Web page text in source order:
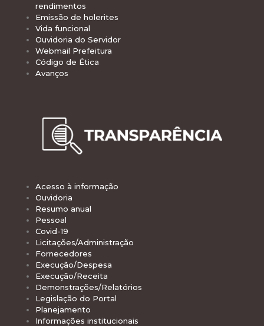
rendimentos
Emissão de holerites
Vida funcional
Ouvidoria do Servidor
Webmail Prefeitura
Código de Ética
Avanços
Acesso à informação
Ouvidoria
Resumo anual
Pessoal
Covid-19
Licitações/Administração
Fornecedores
Execução/Despesa
Execução/Receita
Demonstrações/Relatórios
Legislação do Portal
Planejamento
Informações institucionais